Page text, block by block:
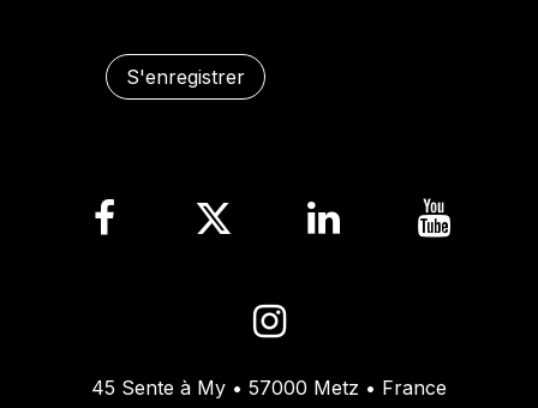
S'enregistrer
45 Sente à My • 57000 Metz • France